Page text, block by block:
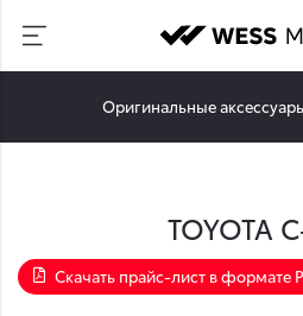
Оригинальные
TOYOTA
Скачать прайс-лист в формате